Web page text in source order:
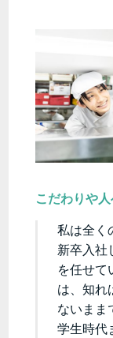
こだわりや
私は全く
新卒入社
を任せて
は、知れ
ないまま
学生時代